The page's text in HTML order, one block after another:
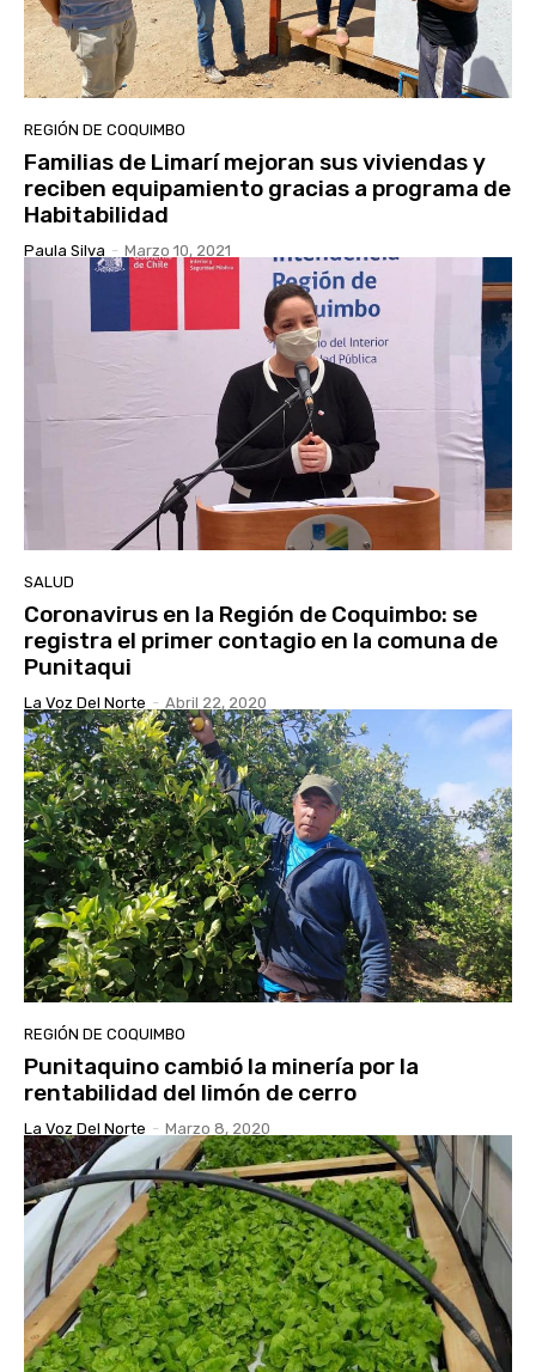
REGIÓN DE COQUIMBO
Familias de Limarí mejoran sus viviendas y
reciben equipamiento gracias a programa de
Habitabilidad
Paula Silva - Marzo 10, 2021
SALUD
Coronavirus en la Región de Coquimbo: se
registra el primer contagio en la comuna de
Punitaqui
La Voz Del Norte - Abril 22, 2020
REGIÓN DE COQUIMBO
Punitaquino cambió la minería por la
rentabilidad del limón de cerro
La Voz Del Norte - Marzo 8, 2020